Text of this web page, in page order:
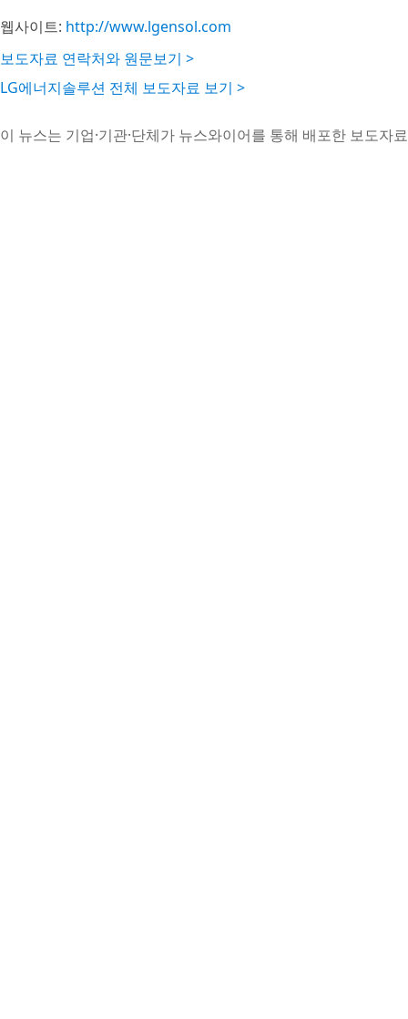
웹사이트: http://www.lgensol.com
보도자료 연락처와 원문보기 >
LG에너지솔루션 전체 보도자료 보기 >
이 뉴스는 기업·기관·단체가 뉴스와이어를 통해 배포한 보도자